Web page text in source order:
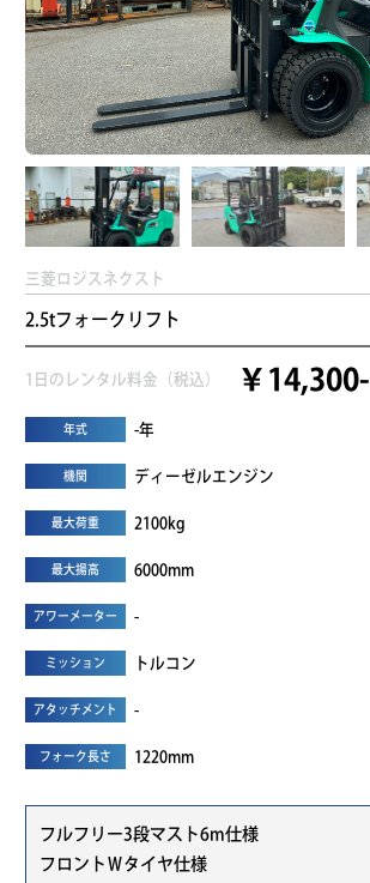
三菱ロジスネクスト
2.5tフォークリフト
1日のレンタル料金（税込） ￥14,300-
年式 -年
機関 ディーゼルエンジン
最大荷重 2100kg
最大揚高 6000mm
アワーメーター -
ミッション トルコン
アタッチメント -
フォーク長さ 1220mm
フルフリー3段マスト6m仕様
フロントＷタイヤ仕様